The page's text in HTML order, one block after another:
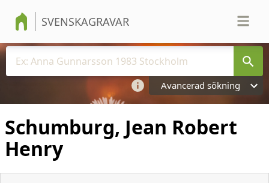
SVENSKAGRAVAR
Avancerad sökning
Schumburg, Jean Robert
Henry